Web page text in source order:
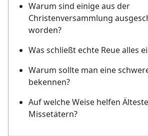
Warum sind einige aus der
Christenversammlung
worden?
Was schließt echte Reue alles
Warum sollte man eine
bekennen?
Auf welche Weise helfen
Missetätern?